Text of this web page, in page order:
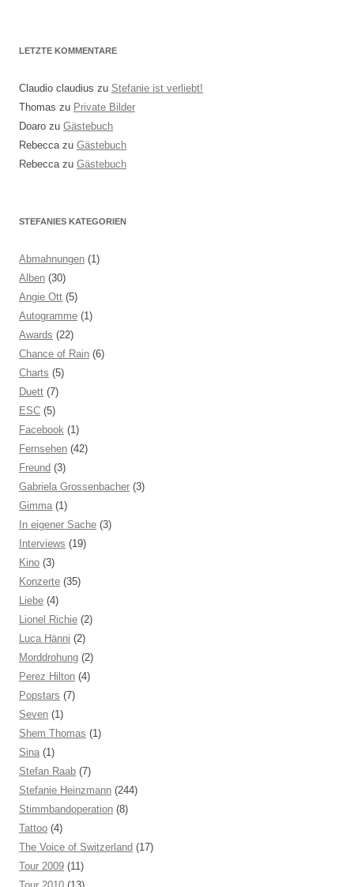
LETZTE KOMMENTARE
Claudio claudius zu Stefanie ist verliebt!
Thomas zu Private Bilder
Doaro zu Gästebuch
Rebeccazu Gästebuch
Rebeccazu Gästebuch
STEFANIES KATEGORIEN
Abmahnungen (1)
Alben (30)
Angie Ott (5)
Autogramme (1)
Awards (22)
Chance of Rain (6)
Charts (5)
Duett (7)
ESC (5)
Facebook (1)
Fernsehen (42)
Freund (3)
Gabriela Grossenbacher (3)
Gimma (1)
In eigener Sache (3)
Interviews (19)
Kino (3)
Konzerte (35)
Liebe (4)
Lionel Richie (2)
Luca Hänni (2)
Morddrohung (2)
Perez Hilton (4)
Popstars (7)
Seven (1)
Shem Thomas (1)
Sina (1)
Stefan Raab (7)
Stefanie Heinzmann (244)
Stimmbandoperation (8)
Tattoo (4)
The Voice of Switzerland (17)
Tour 2009 (11)